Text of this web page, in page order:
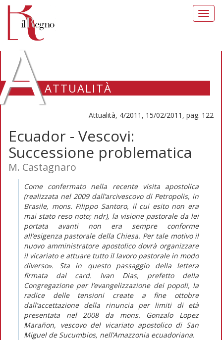
ATTUALITÀ
Attualità, 4/2011, 15/02/2011, pag. 122
Ecuador - Vescovi:
Successione problematica
M. Castagnaro
Come confermato nella recente visita apostolica
(realizzata nel 2009 dall’arcivescovo di Petropolis, in
Brasile, mons. Filippo Santoro, il cui esito non era
mai stato reso noto; ndr), la visione pastorale da lei
portata avanti non era sempre conforme
all’esigenza pastorale della Chiesa. Per tale motivo il
nuovo amministratore apostolico dovrà organizzare
il vicariato e attuare tutto il lavoro pastorale in modo
diverso». Sta in questo passaggio della lettera
firmata dal card. Ivan Dias, prefetto della
Congregazione per l’evangelizzazione dei popoli, la
radice delle tensioni create a fine ottobre
dall’accettazione della rinuncia per limiti di età
presentata nel 2008 da mons. Gonzalo Lopez
Marañon, vescovo del vicariato apostolico di San
Miguel de Sucumbios, nell’Amazzonia ecuadoriana.